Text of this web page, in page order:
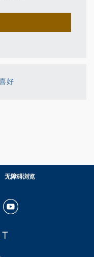
好
无障碍浏览
Youtube